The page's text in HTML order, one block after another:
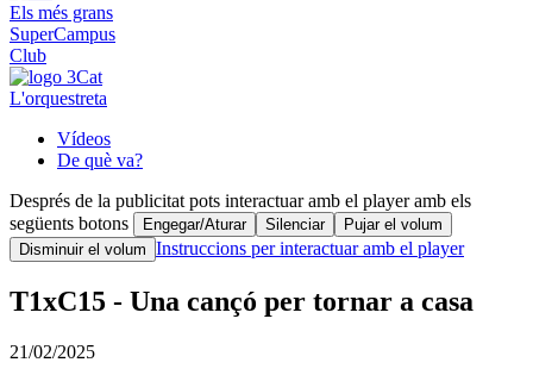
Els més grans
SuperCampus
Club
L'orquestreta
Vídeos
De què va?
Després de la publicitat pots interactuar amb el player amb els
següents botons
Engegar/Aturar Silenciar
Pujar el volum
Disminuir el volum Instruccions per interactuar amb el player
T1xC15 - Una cançó per tornar a casa
21/02/2025